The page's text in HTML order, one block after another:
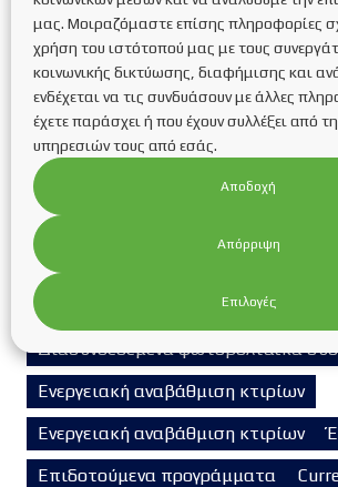
Ανανεώσιμες πηγές ενέργειας
ΑΝΤΛΙΕΣ ΘΕΡΜΟΤΗΤΑΣ
Αντλίες
ΑΥΤΟΝΟΜΑ Φ/Β ΣΥΣΤΗΜΑΤΑ
Autonomous photovoltaic systems
ΒΑΣΕΙΣ ΣΤΗΡΙΞΗΣ ΦΩΤΟΒΟΛΤΑΪΚΩΝ
Βιομάζα
ΓΕΩΘΕΡΜΙΑ
ΔΙΑΣΥΝΔΕΔΕΜΕΝΑ Φ/Β ΣΥΣΤΗΜΑΤΑ
Διασυνδεδεμένα φωτοβολταϊκά
Ενεργειακή αναβάθμιση κτιρίων
Ενεργειακή αναβάθμιση κτιρίων
Επιδοτούμενα προγράμματα
μας. Μοιραζόμαστε επίσης πληροφορίες
χρήση του ιστότοπού μας με τους
κοινωνικής δικτύωσης, διαφήμισης και
ενδέχεται να τις συνδυάσουν με άλλες
έχετε παράσχει ή που έχουν συλλέξει από
υπηρεσιών τους από εσάς.
Αποδοχή
Απόρριψη
Επιλογές